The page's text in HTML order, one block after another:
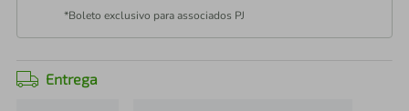
*Boleto exclusivo para associados PJ
Entrega